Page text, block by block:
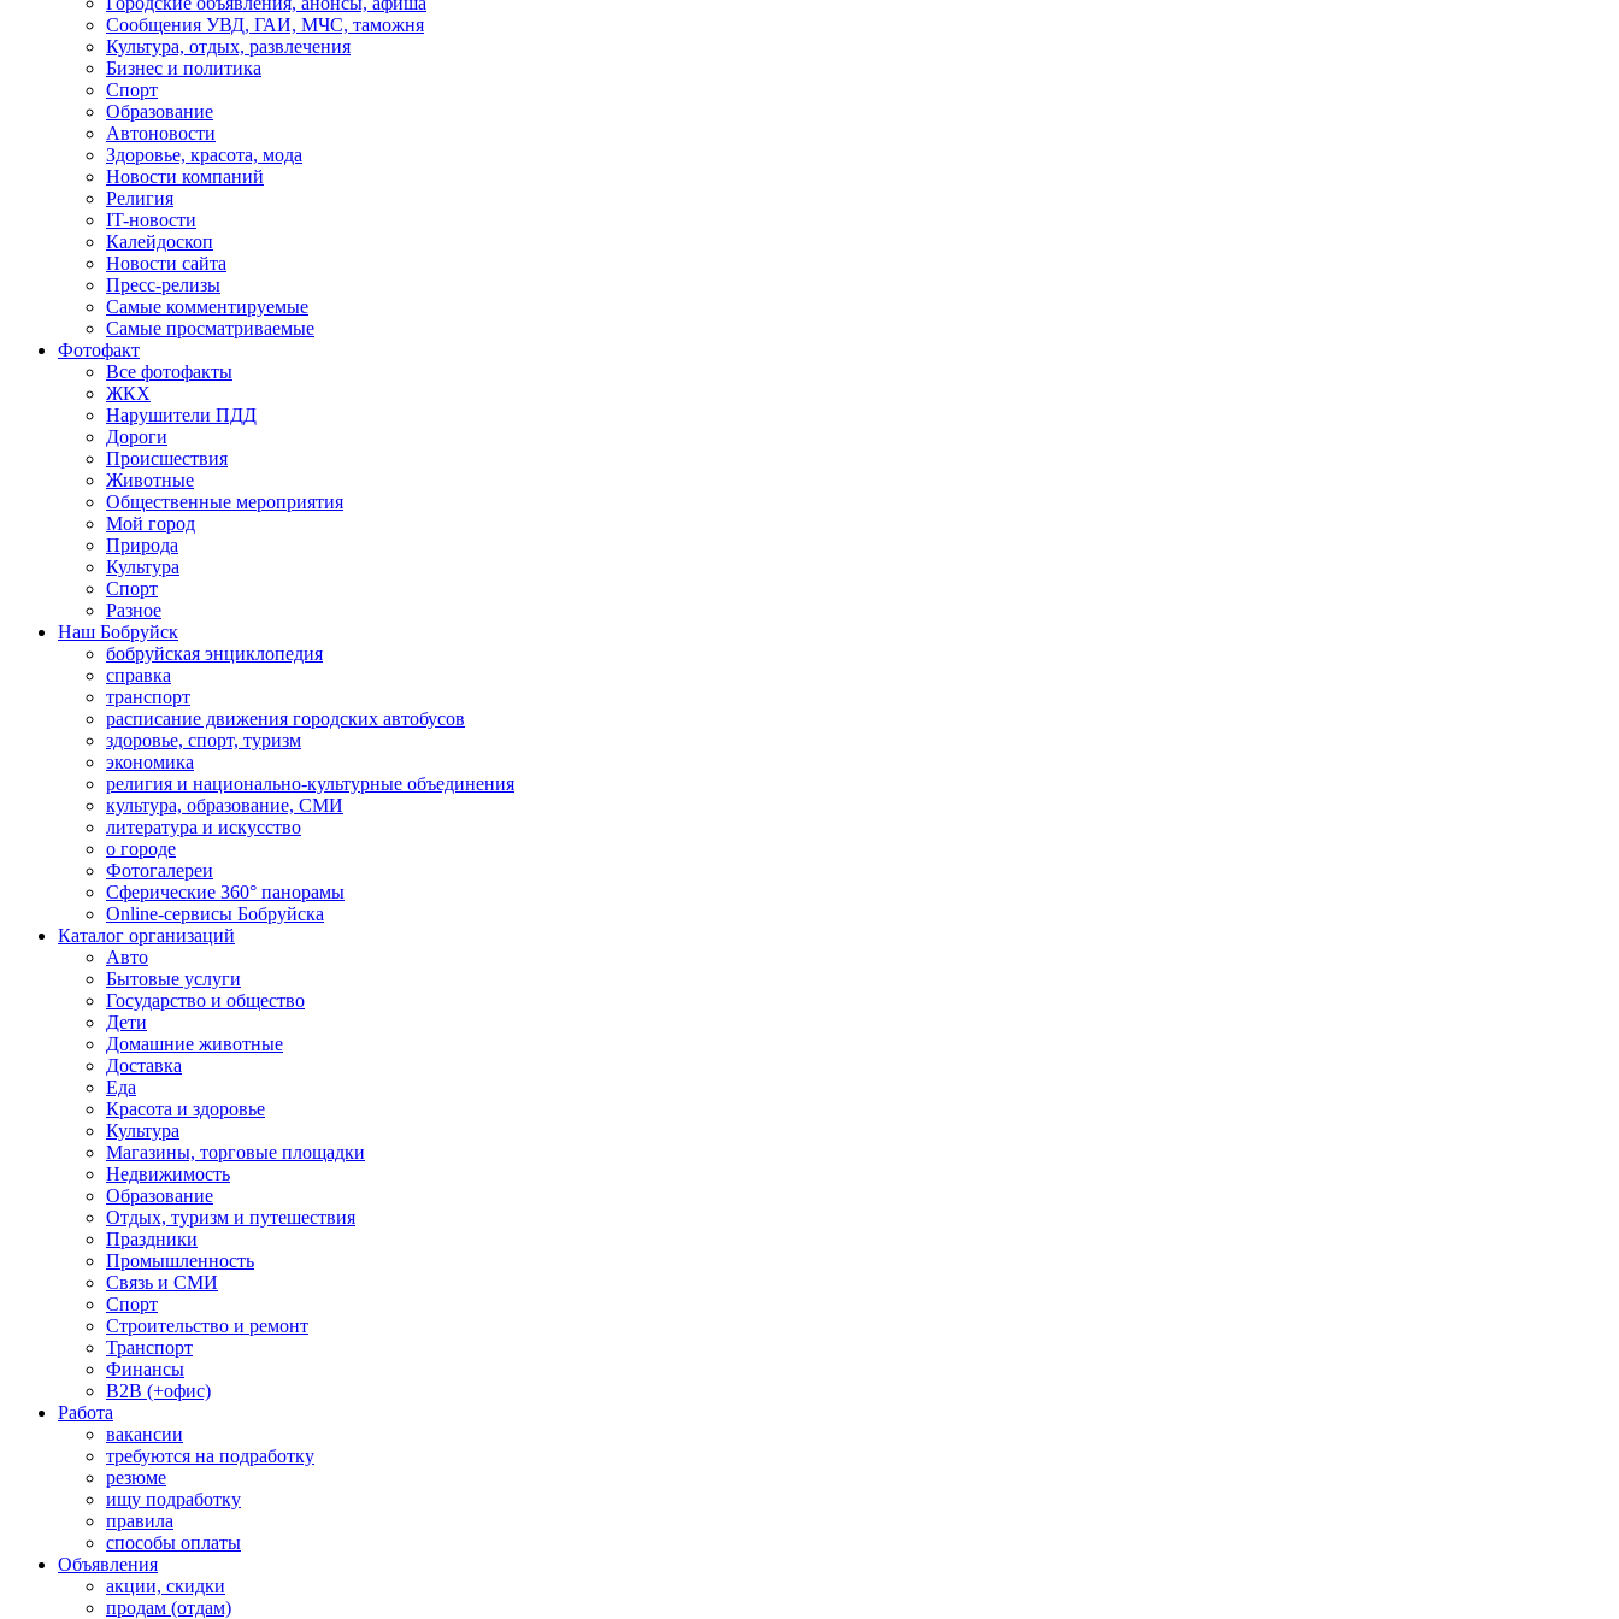
Сообщения УВД, ГАИ, МЧС, таможня
Культура, отдых, развлечения
Бизнес и политика
Спорт
Образование
Автоновости
Здоровье, красота, мода
Новости компаний
Религия
IT-новости
Калейдоскоп
Новости сайта
Пресс-релизы
Самые комментируемые
Самые просматриваемые
Фотофакт
Все фотофакты
ЖКХ
Нарушители ПДД
Дороги
Происшествия
Животные
Общественные мероприятия
Мой город
Природа
Культура
Спорт
Разное
Наш Бобруйск
бобруйская энциклопедия
справка
транспорт
расписание движения городских автобусов
здоровье, спорт, туризм
экономика
религия и национально-культурные объединения
культура, образование, СМИ
литература и искусство
о городе
Фотогалереи
Сферические 360° панорамы
Online-сервисы Бобруйска
Каталог организаций
Авто
Бытовые услуги
Государство и общество
Дети
Домашние животные
Доставка
Еда
Красота и здоровье
Культура
Магазины, торговые площадки
Недвижимость
Образование
Отдых, туризм и путешествия
Праздники
Промышленность
Связь и СМИ
Спорт
Строительство и ремонт
Транспорт
Финансы
B2B (+офис)
Работа
вакансии
требуются на подработку
резюме
ищу подработку
правила
способы оплаты
Объявления
акции, скидки
продам (отдам)